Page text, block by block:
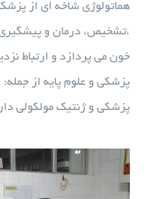
راهنمای مراجعین
آزمایشات
تجهیزات آزمایشگاهی
خدمات ما
درباره ما
هماتولوژی شاخه ای از
،تشخیص، درمان و پیشگیری
خون می پردازد و ارتباط
پزشکی و علوم پایه از
پزشکی و ژنتیک مولکولی